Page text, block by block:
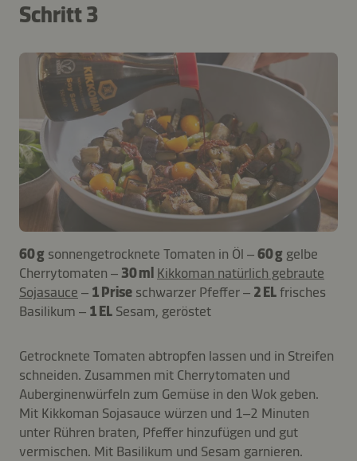
Schritt 3
60 g sonnengetrocknete Tomaten in Öl –60 g gelbe
Cherrytomaten – 30 ml Kikkoman natürlich gebraute
Sojasauce – 1 Prise schwarzer Pfeffer – 2 ELfrisches
Basilikum – 1 EL Sesam, geröstet
Getrocknete Tomaten abtropfen lassen und in Streifen
schneiden. Zusammen mit Cherrytomaten und
Auberginenwürfeln zum Gemüse in den Wok geben.
Mit Kikkoman Sojasauce würzen und 1–2 Minuten
unter Rühren braten, Pfeffer hinzufügen und gut
vermischen. Mit Basilikum und Sesam garnieren.